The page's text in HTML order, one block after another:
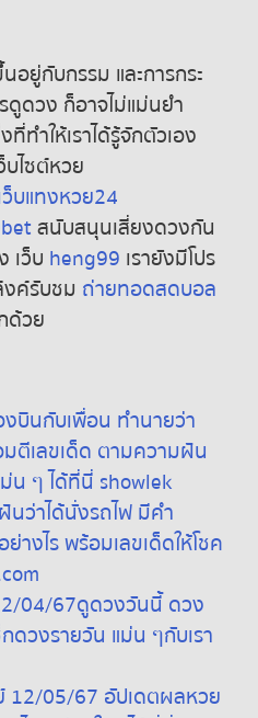
อยู่กับกรรม และการกระ
ดวง ก็อาจไม่แม่นยำ
ทำให้เราได้รู้จักตัวเอง
บไซต์หวย
ว็บแทงหวย24
สนับสนุนเสี่ยงดวงกัน
เว็บ heng99 เรายังมีโปร
ค์รับชม ถ่ายทอดสดบอล
ด้วย
บินกับเพื่อน ทำนายว่า
มตีเลขเด็ด ตามความฝัน
น ๆ ได้ที่นี่ showlek
นว่าได้นั่งรถไฟ มีคำ
างไร พร้อมเลขเด็ดให้โชค
04/67ดูดวงวันนี้ ดวง
ดวงรายวัน แม่น ๆกับเรา
12/05/67 อัปเดตผลหวย